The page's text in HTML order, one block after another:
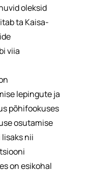
oleksid
ta Kaisa-
viia
lepingute ja
põhifookuses
osutamise
nii
on esikohal